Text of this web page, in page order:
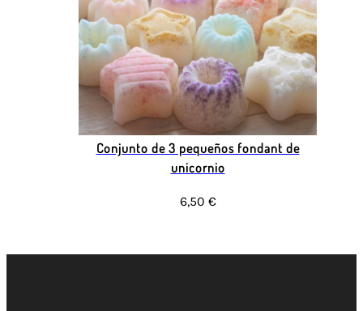
Conjunto de 3 pequeños fondant de
unicornio
6,50 €